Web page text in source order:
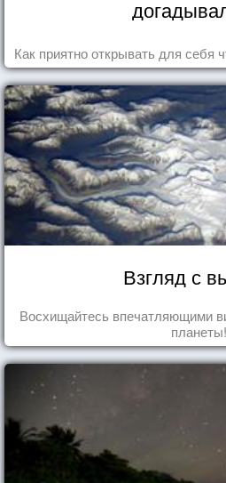
Как приятно открывать для себя
Взгляд с
Восхищайтесь впечатляющими
планеты!